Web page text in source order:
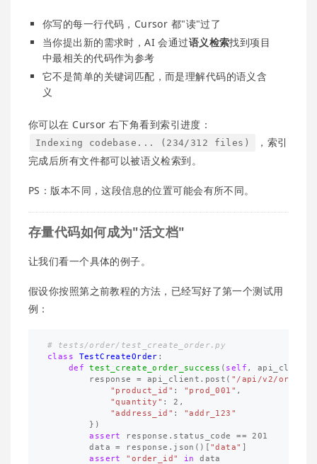
你写的每一行代码，Cursor 都"读"过了
当你提出新的需求时，AI 会通过语义检索找到项目
中最相关的代码作为参考
它不是简单的关键词匹配，而是理解代码的语义含
义
你可以在 Cursor 右下角看到索引进度：
Indexing codebase... (234/312 files)
，索引
完成后所有文件都可以被语义检索到。
PS：版本不同，这段信息的位置可能会有所不同。
存量代码如何成为"活文档"
让我们看一个具体的例子。
假设你按照第之前教程的方法，已经写好了第一个测试用
例：
class
TestCreateOrder :
def
test_create_order_success ( self , api_client
response
= api_client . post ( "/api/v2/orders"
"product_id" : "prod_001" ,
"quantity" : 2 ,
"address_id" :
"addr_123"
})
assert
response . status_code == 201
data
= response . json ()[ "data" ]
assert
"order_id" in
data